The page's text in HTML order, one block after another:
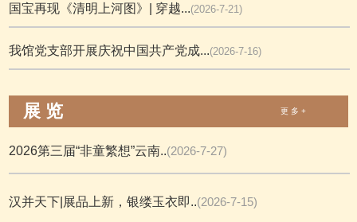
国宝再现《清明上河图》| 穿越...(2026-7-21)
我馆党支部开展庆祝中国共产党成...(2026-7-16)
展 览 更 多 +
2026第三届“非童繁想”云南..(2026-7-27)
汉并天下|展品上新，银缕玉衣即..(2026-7-15)